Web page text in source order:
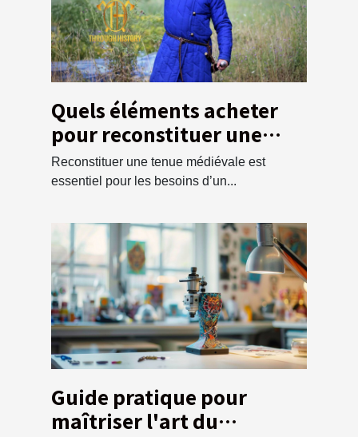
Quels éléments acheter
pour reconstituer une
tunique médiévale ?
Reconstituer une tenue médiévale est
essentiel pour les besoins d’un...
Guide pratique pour
maîtriser l'art du